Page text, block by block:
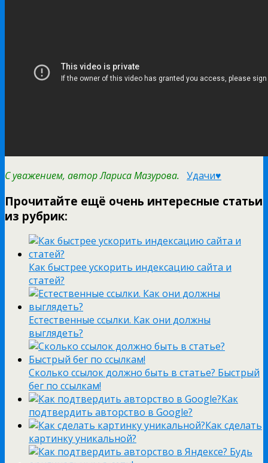
С уважением, автор Лариса Мазурова. Удачи♥
Прочитайте ещё очень интересные статьи
из рубрик:
Как быстрее ускорить индексацию сайта и
статей?
Естественные ссылки. Как они должны
выглядеть?
Сколько ссылок должно быть в статье? Быстрый
бег по ссылкам!
Как
подтвердить авторство в Google?
Как сделать
картинку уникальной?